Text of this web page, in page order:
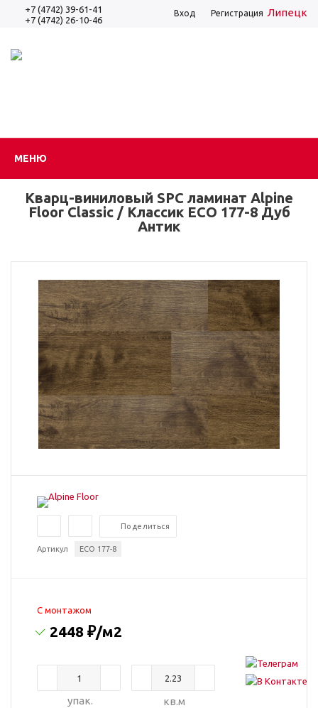
+7 (4742) 39-61-41
+7 (4742) 26-10-46
Липецк
Вход Регистрация
МЕНЮ
Кварц-виниловый SPC ламинат Alpine
Floor Classic / Классик ЕСО 177-8 Дуб
Антик
Поделиться
Артикул ЕСО 177-8
C монтажом
2448 ₽/м2
упак. кв.м